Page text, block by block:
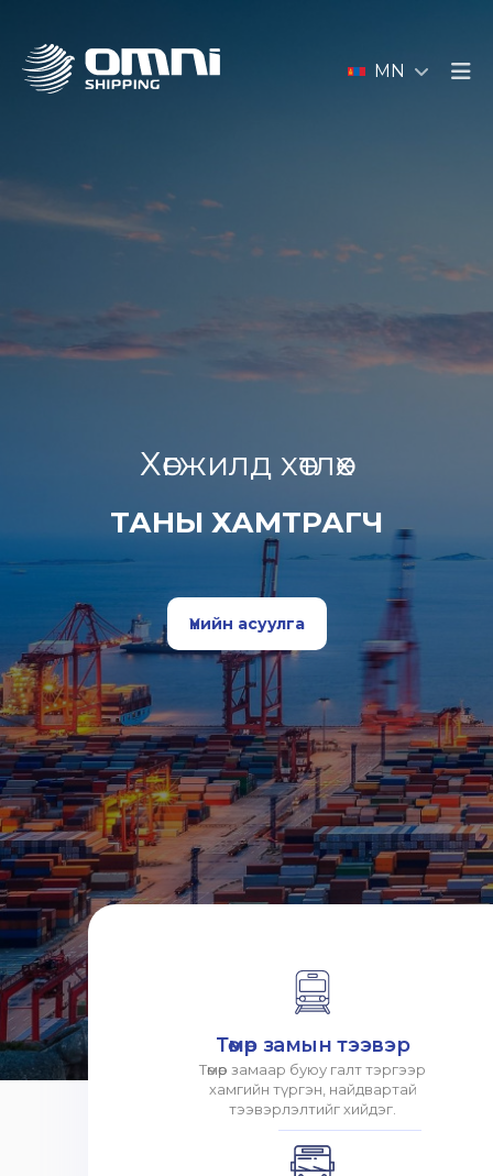
MN
Хөгжилд хөтлөх
ТАНЫ ХАМТРАГЧ
Үнийн асуулга
Төмөр замын тээвэр
Төмөр замаар буюу галт тэргээр
хамгийн түргэн, найдвартай
тээвэрлэлтийг хийдэг.